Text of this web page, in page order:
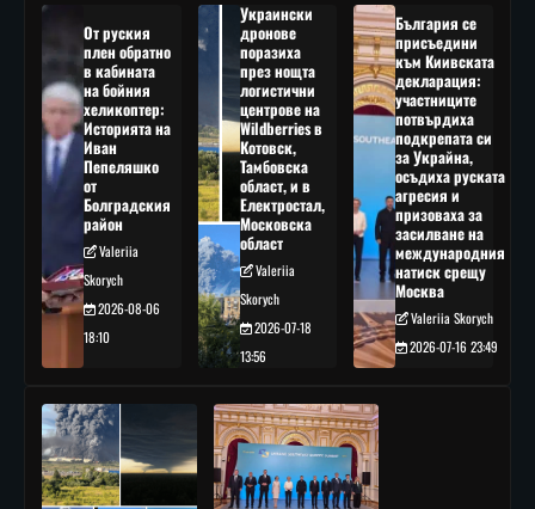
От руския
плен обратно
в кабината
на бойния
хеликоптер:
Историята на
Иван
Пепеляшко
от
Болградския
район
Valeriia
Skorych
2026-08-06
18:10
Украински
дронове
поразиха
през нощта
логистични
центрове на
Wildberries в
Котовск,
Тамбовска
област, и в
Електростал,
Московска
област
Valeriia
Skorych
2026-07-18
13:56
България се
присъедини
към Киивската
декларация:
участниците
потвърдиха
подкрепата си
за Украйна,
осъдиха руската
агресия и
призоваха за
засилване на
международния
натиск срещу
Москва
Valeriia Skorych
2026-07-16 23:49